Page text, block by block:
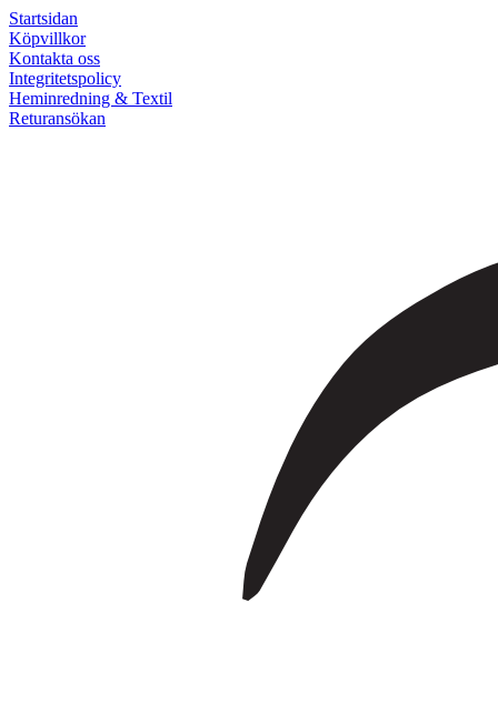
Startsidan
Köpvillkor
Kontakta oss
Integritetspolicy
Heminredning & Textil
Returansökan